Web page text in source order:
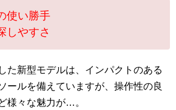
使い勝手
しやすさ
た新型モデルは、インパクトのある
ールを備えていますが、操作性の良
様々な魅力が…。